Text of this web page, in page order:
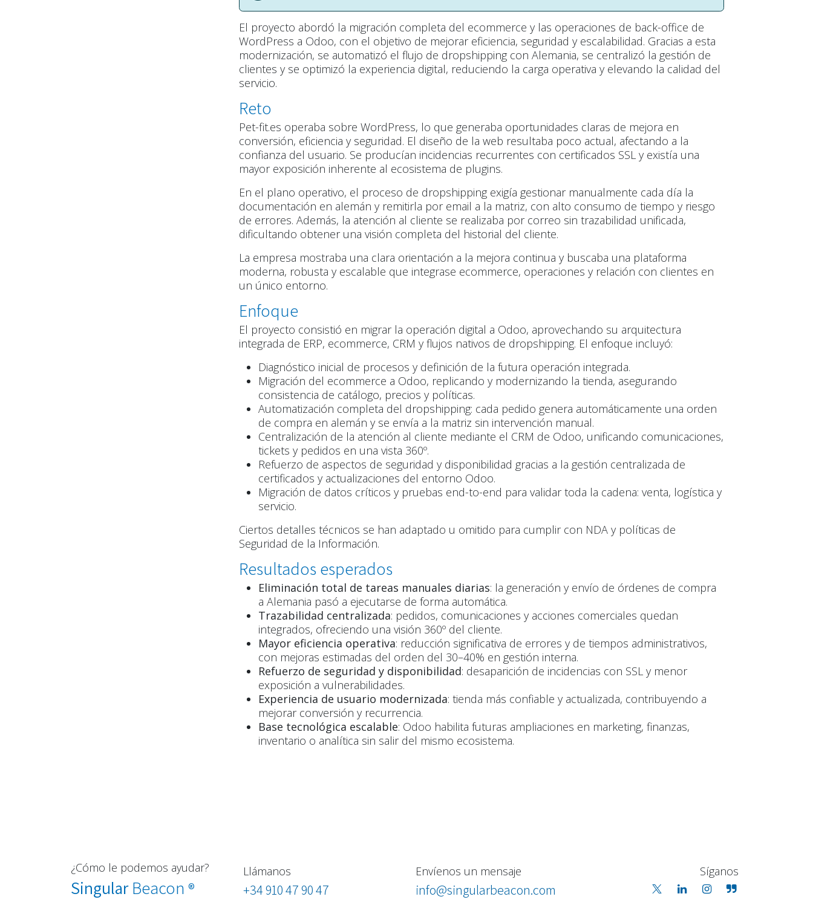
El proyecto abordó la migración completa del ecommerce y las operaciones de back-office de
WordPress a Odoo, con el objetivo de mejorar eficiencia, seguridad y escalabilidad. Gracias a esta
modernización, se automatizó el flujo de dropshipping con Alemania, se centralizó la gestión de
clientes y se optimizó la experiencia digital, reduciendo la carga operativa y elevando la calidad del
servicio.
Reto
Pet-fit.es operaba sobre WordPress, lo que generaba oportunidades claras de mejora en
conversión, eficiencia y seguridad. El diseño de la web resultaba poco actual, afectando a la
confianza del usuario. Se producían incidencias recurrentes con certificados SSL y existía una
mayor exposición inherente al ecosistema de plugins.
En el plano operativo, el proceso de dropshipping exigía gestionar manualmente cada día la
documentación en alemán y remitirla por email a la matriz, con alto consumo de tiempo y riesgo
de errores. Además, la atención al cliente se realizaba por correo sin trazabilidad unificada,
dificultando obtener una visión completa del historial del cliente.
La empresa mostraba una clara orientación a la mejora continua y buscaba una plataforma
moderna, robusta y escalable que integrase ecommerce, operaciones y relación con clientes en
un único entorno.
Enfoque
El proyecto consistió en migrar la operación digital a Odoo, aprovechando su arquitectura
integrada de ERP, ecommerce, CRM y flujos nativos de dropshipping. El enfoque incluyó:
Diagnóstico inicial de procesos y definición de la futura operación integrada.
Migración del ecommerce a Odoo, replicando y modernizando la tienda, asegurando
consistencia de catálogo, precios y políticas.
Automatización completa del dropshipping: cada pedido genera automáticamente una orden
de compra en alemán y se envía a la matriz sin intervención manual.
Centralización de la atención al cliente mediante el CRM de Odoo, unificando comunicaciones,
tickets y pedidos en una vista 360º.
Refuerzo de aspectos de seguridad y disponibilidad gracias a la gestión centralizada de
certificados y actualizaciones del entorno Odoo.
Migración de datos críticos y pruebas end-to-end para validar toda la cadena: venta, logística y
servicio.
Ciertos detalles técnicos se han adaptado u omitido para cumplir con NDA y políticas de
Seguridad de la Información.
Resultados esperados
Eliminación total de tareas manuales diarias: la generación y envío de órdenes de compra
a Alemania pasó a ejecutarse de forma automática.
Trazabilidad centralizada: pedidos, comunicaciones y acciones comerciales quedan
integrados, ofreciendo una visión 360º del cliente.
Mayor eficiencia operativa: reducción significativa de errores y de tiempos administrativos,
con mejoras estimadas del orden del 30–40% en gestión interna.
Refuerzo de seguridad y disponibilidad: desaparición de incidencias con SSL y menor
exposición a vulnerabilidades.
Experiencia de usuario modernizada: tienda más confiable y actualizada, contribuyendo a
mejorar conversión y recurrencia.
Base tecnológica escalable: Odoo habilita futuras ampliaciones en marketing, finanzas,
inventario o analítica sin salir del mismo ecosistema.
¿Cómo le podemos ayudar?
Singular Beacon ®
Llámanos
+34 910 47 90 47
Envíenos un mensaje
info@singularbeacon.com
Síganos